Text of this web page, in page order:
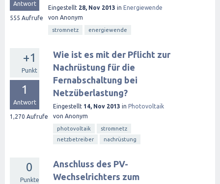
Antwort
555 Aufrufe
Eingestellt 28, Nov 2013 in Energiewende
von Anonym
stromnetz energiewende
+1
Punkt
1
Antwort
1,270 Aufrufe
Wie ist es mit der Pflicht zur
Nachrüstung für die
Fernabschaltung bei
Netzüberlastung?
Eingestellt 14, Nov 2013 in Photovoltaik
von Anonym
photovoltaik
stromnetz
netzbetreiber
nachrüstung
0
Punkte
Anschluss des PV-
Wechselrichters zum